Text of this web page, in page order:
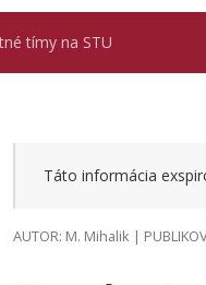
tímy na STU
Táto informácia
AUTOR: M. Mihalik |